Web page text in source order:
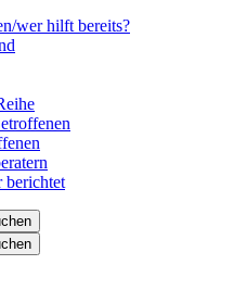
wer hilft bereits?